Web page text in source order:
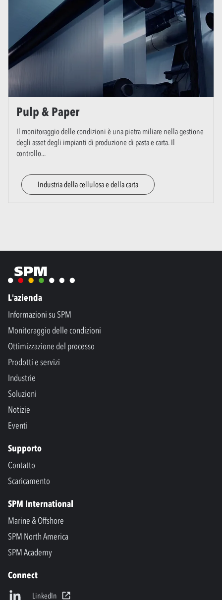
Pulp & Paper
Il monitoraggio delle condizioni è una pietra miliare nella gestione
degli asset degli impianti di produzione di pasta e carta. Il
controllo...
Industria della cellulosa e della carta
L'azienda
Informazioni su SPM
Monitoraggio delle condizioni
Ottimizzazione del processo
Prodotti e servizi
Industrie
Soluzioni
Notizie
Eventi
Supporto
Contatto
Scaricamento
SPM International
Marine & Offshore
SPM North America
SPM Academy
Connect
LinkedIn